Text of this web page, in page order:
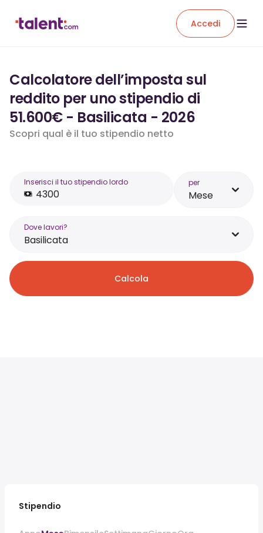
Accedi
Calcolatore dell’imposta sul
reddito per uno stipendio di
51.600€ - Basilicata - 2026
Scopri qual è il tuo stipendio netto
Inserisci il tuo stipendio lordo per
Mese
Dove lavori?
Basilicata
Calcola
Stipendio